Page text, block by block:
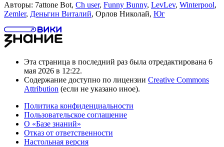
Авторы: 7attone Bot, Ch user, Funny Bunny, LevLev, Winterpool,
Zemler, Деньгин Виталий, Орлов Николай, Юг
Эта страница в последний раз была отредактирована 6
мая 2026 в 12:22.
Содержание доступно по лицензии Creative Commons
Attribution (если не указано иное).
Политика конфиденциальности
Пользовательское соглашение
О «Базе знаний»
Отказ от ответственности
Настольная версия